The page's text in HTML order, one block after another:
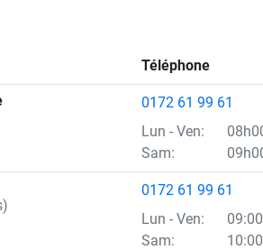
Téléphone
0172 61 99 61
Lun - Ven:
Sam:
0172 61 99 61
Lun - Ven:
Sam: